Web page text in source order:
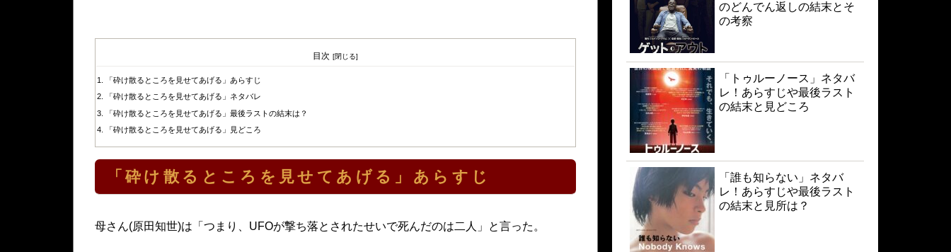
目次
「砕け散るところを見せてあげる」あらすじ
「砕け散るところを見せてあげる」ネタバレ
「砕け散るところを見せてあげる」最後ラストの結末は？
「砕け散るところを見せてあげる」見どころ
「砕け散るところを見せてあげる」あらすじ
母さん(原田知世)は「つまり、UFOが撃ち落とされたせいで死んだのは二人」と言った。
のどんでん返しの結末とそ
の考察
「トゥルーノース」ネタバ
レ！あらすじや最後ラスト
の結末と見どころ
「誰も知らない」ネタバ
レ！あらすじや最後ラスト
の結末と見所は？